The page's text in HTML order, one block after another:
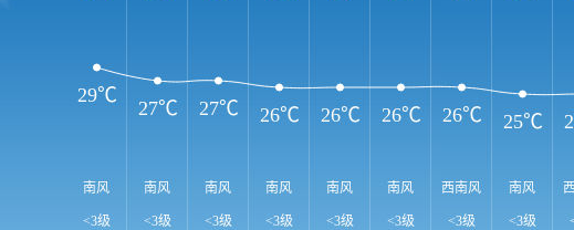
南风
<3级
南风
<3级
南风
<3级
南风
<3级
南风
<3级
南风
<3级
西南风
<3级
南风
<3级
29℃
27℃ 27℃ 26℃ 26℃ 26℃ 26℃ 25℃